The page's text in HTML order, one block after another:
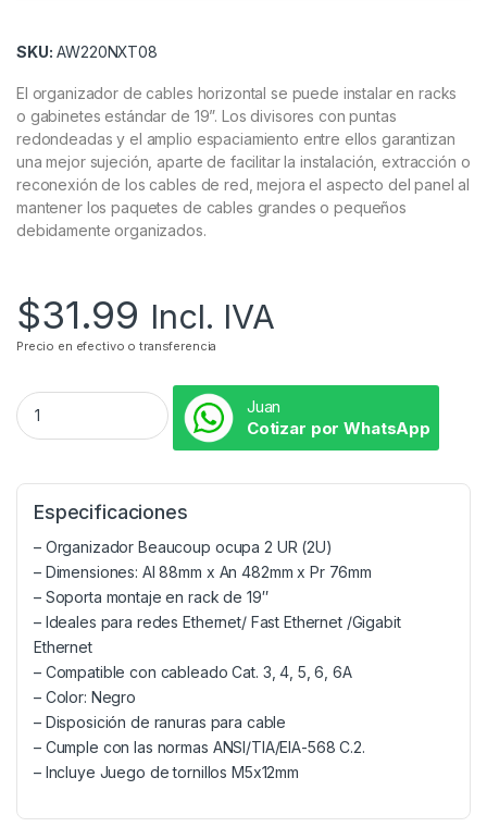
SKU: AW220NXT08
El organizador de cables horizontal se puede instalar en racks
o gabinetes estándar de 19”. Los divisores con puntas
redondeadas y el amplio espaciamiento entre ellos garantizan
una mejor sujeción, aparte de facilitar la instalación, extracción o
reconexión de los cables de red, mejora el aspecto del panel al
mantener los paquetes de cables grandes o pequeños
debidamente organizados.
$31.99 Incl. IVA
Precio en efectivo o transferencia
Juan
Cotizar por WhatsApp
Especificaciones
– Organizador Beaucoup ocupa 2 UR (2U)
– Dimensiones: Al 88mm x An 482mm x Pr 76mm
– Soporta montaje en rack de 19″
– Ideales para redes Ethernet/ Fast Ethernet /Gigabit
Ethernet
– Compatible con cableado Cat. 3, 4, 5, 6, 6A
– Color: Negro
– Disposición de ranuras para cable
– Cumple con las normas ANSI/TIA/EIA-568 C.2.
– Incluye Juego de tornillos M5x12mm